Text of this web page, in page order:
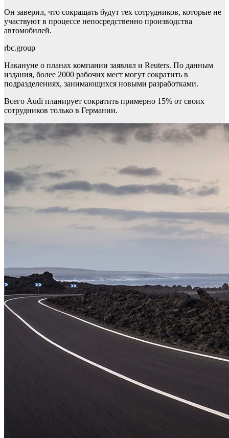
Он заверил, что сокращать будут тех сотрудников, которые не
участвуют в процессе непосредственно производства
автомобилей.
rbc.group
Накануне о планах компании заявлял и Reuters. По данным
издания, более 2000 рабочих мест могут сократить в
подразделениях, занимающихся новыми разработками.
Всего Audi планирует сократить примерно 15% от своих
сотрудников только в Германии.